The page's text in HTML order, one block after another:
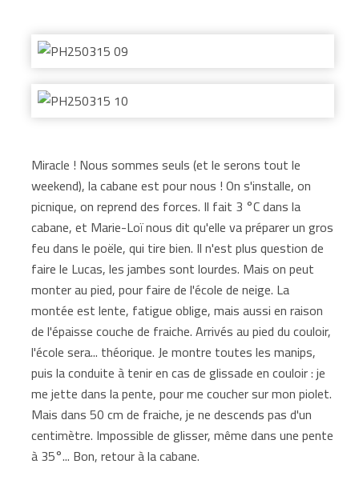
Miracle ! Nous sommes seuls (et le serons tout le
weekend), la cabane est pour nous ! On s'installe, on
picnique, on reprend des forces. Il fait 3 °C dans la
cabane, et Marie-Loï nous dit qu'elle va préparer un gros
feu dans le poële, qui tire bien. Il n'est plus question de
faire le Lucas, les jambes sont lourdes. Mais on peut
monter au pied, pour faire de l'école de neige. La
montée est lente, fatigue oblige, mais aussi en raison
de l'épaisse couche de fraiche. Arrivés au pied du couloir,
l'école sera... théorique. Je montre toutes les manips,
puis la conduite à tenir en cas de glissade en couloir : je
me jette dans la pente, pour me coucher sur mon piolet.
Mais dans 50 cm de fraiche, je ne descends pas d'un
centimètre. Impossible de glisser, même dans une pente
à 35°... Bon, retour à la cabane.